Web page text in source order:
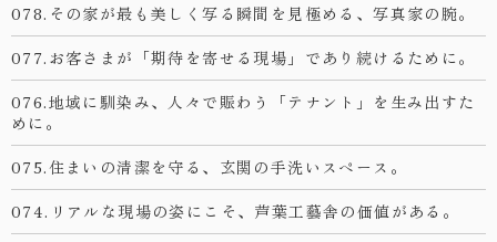
078.その家が最も美しく写る瞬間を見極める、写真家の腕。
077.お客さまが「期待を寄せる現場」であり続けるために。
076.地域に馴染み、人々で賑わう「テナント」を生み出すた
めに。
075.住まいの清潔を守る、玄関の手洗いスペース。
074.リアルな現場の姿にこそ、芦葉工藝舎の価値がある。